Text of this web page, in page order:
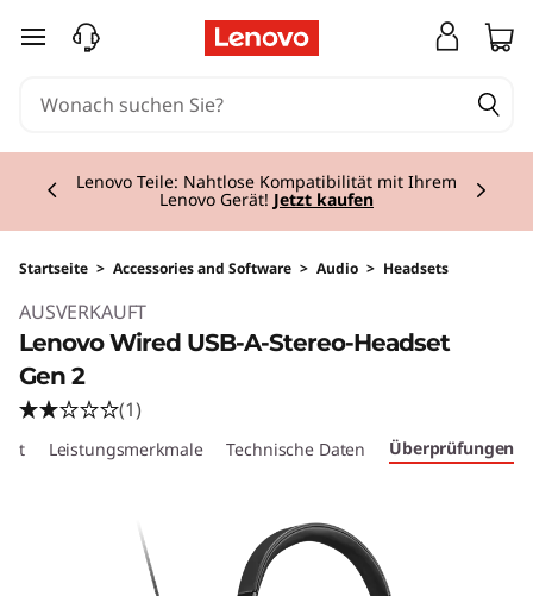
zum Hauptinhalt springen
Lenovo Teile: Nahtlose Kompatibilität mit Ihrem
Lenovo Gerät! Jetzt kaufen
Startseite > Accessories and Software > Audio > Headsets
AUSVERKAUFT
Lenovo Wired USB-A-Stereo-Headset
Gen 2
(1)
Leistungsmerkmale Technische Daten Überprüfungen